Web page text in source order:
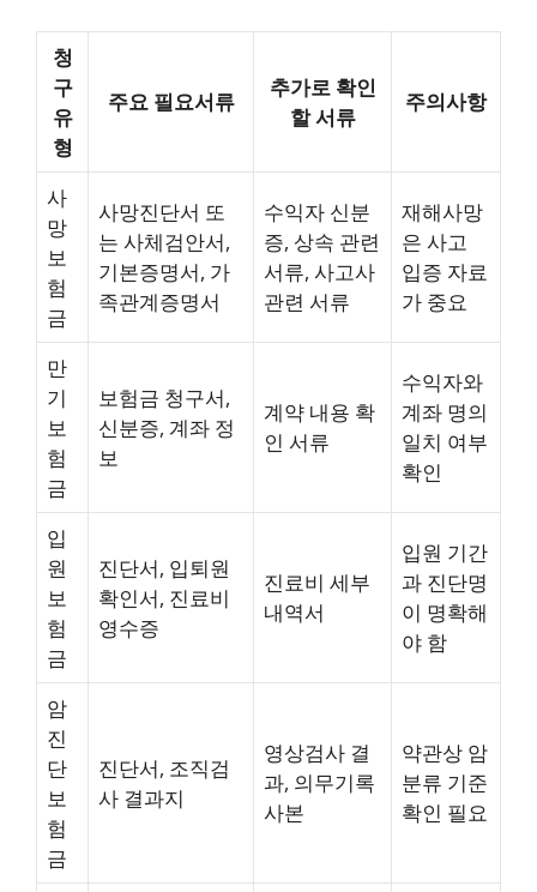
청
구
유
형
주요 필요서류
추가로 확인
할 서류
주의사항
사
망
보
험
금
사망진단서 또
는 사체검안서,
기본증명서, 가
족관계증명서
수익자 신분
증, 상속 관련
서류, 사고사
관련 서류
재해사망
은 사고
입증 자료
가 중요
만
기
보
험
금
보험금 청구서,
신분증, 계좌 정
보
계약 내용 확
인 서류
수익자와
계좌 명의
일치 여부
확인
입
원
보
험
금
진단서, 입퇴원
확인서, 진료비
영수증
진료비 세부
내역서
입원 기간
과 진단명
이 명확해
야 함
암
진
단
보
험
금
진단서, 조직검
사 결과지
영상검사 결
과, 의무기록
사본
약관상 암
분류 기준
확인 필요